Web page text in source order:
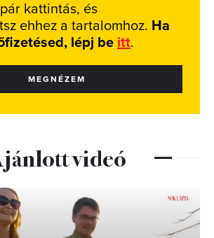
kattintás, és
ehhez a tartalomhoz. Ha
lépj be itt.
MEGNÉZEM
videó